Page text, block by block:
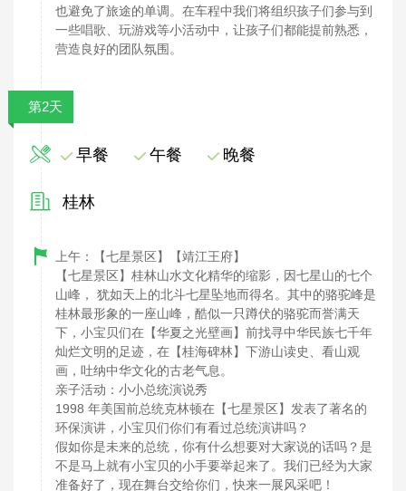
也避免了旅途的单调。在车程中我们将组织孩子们参与到
一些唱歌、玩游戏等小活动中，让孩子们都能提前熟悉，
营造良好的团队氛围。
第2天
早餐 午餐 晚餐
桂林
上午：【七星景区】【靖江王府】
【七星景区】桂林山水文化精华的缩影，因七星山的七个
山峰， 犹如天上的北斗七星坠地而得名。其中的骆驼峰是
桂林最形象的一座山峰，酷似一只蹲伏的骆驼而誉满天
下，小宝贝们在【华夏之光壁画】前找寻中华民族七千年
灿烂文明的足迹，在【桂海碑林】下游山读史、看山观
画，吐纳中华文化的古老气息。
亲子活动：小小总统演说秀
1998 年美国前总统克林顿在【七星景区】发表了著名的
环保演讲，小宝贝们你们有看过总统演讲吗？
假如你是未来的总统，你有什么想要对大家说的话吗？是
不是马上就有小宝贝的小手要举起来了。我们已经为大家
准备好了，现在舞台交给你们，快来一展风采吧！